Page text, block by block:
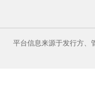
平台信息来源于发行方、